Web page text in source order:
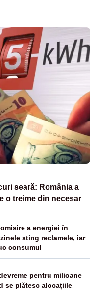
seară: România a
o treime din necesar
a energiei în
sting reclamele, iar
consumul
pentru milioane
se plătesc alocațiile,